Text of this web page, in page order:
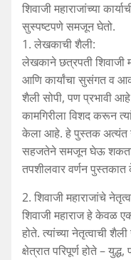
शिवाजी महाराजांच्या
सुस्पष्टपणे समजून घेतो.
1. लेखकाची शैली:
लेखकाने छत्रपती शिवाजी
आणि कार्यांचा सुसंगत व
शैली सोपी, पण प्रभावी
कामगिरीला विशद करून
केला आहे. हे पुस्तक अत्यंत
सहजतेने समजून घेऊ
तपशीलवार वर्णन
2. शिवाजी महाराजांचे
शिवाजी महाराज हे केवळ
होते. त्यांच्या नेतृत्वाची
क्षेत्रात परिपूर्ण होते –